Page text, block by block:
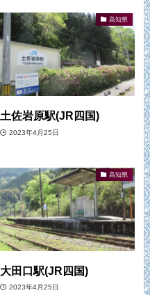
高知県
土佐岩原駅(JR四国)
2023年4月25日
高知県
大田口駅(JR四国)
2023年4月25日